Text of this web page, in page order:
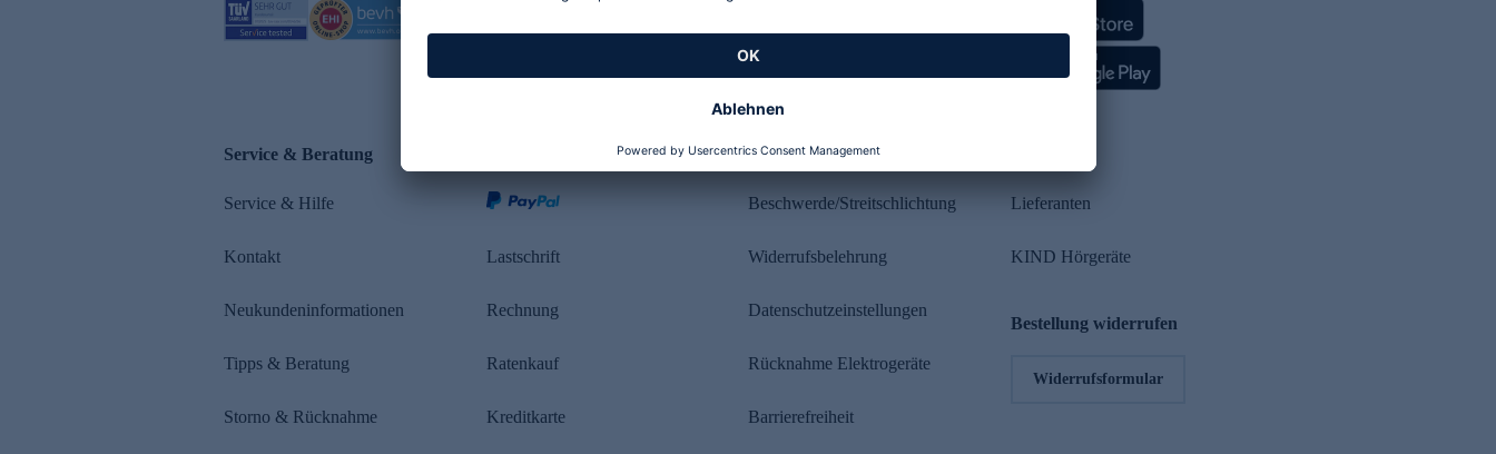
Service & Beratung
Service & Hilfe
Kontakt
Neukundeninformationen
Tipps & Beratung
Storno & Rücknahme
Lastschrift
Rechnung
Ratenkauf
Kreditkarte
Rechtliches
Beschwerde/Streitschlichtung
Widerrufsbelehrung
Datenschutzeinstellungen
Rücknahme Elektrogeräte
Barrierefreiheit
Lieferanten
KIND Hörgeräte
Bestellung widerrufen
Widerrufsformular